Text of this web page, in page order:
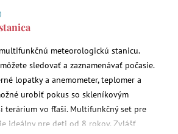
meteorologickú stanicu.
sledovať a zaznamenávať počasie.
lopatky a anemometer, teplomer a
urobiť pokus so skleníkovým
terárium vo fľaši. Multifunkčný set pre
ideálny pre deti od 8 rokov. Zvlášť